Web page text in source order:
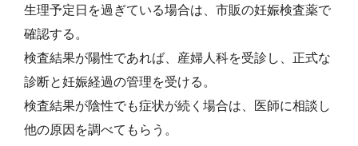
生理予定日を過ぎている場合は、市販の妊娠検査薬で
確認する。
検査結果が陽性であれば、産婦人科を受診し、正式な
診断と妊娠経過の管理を受ける。
検査結果が陰性でも症状が続く場合は、医師に相談し
他の原因を調べてもらう。